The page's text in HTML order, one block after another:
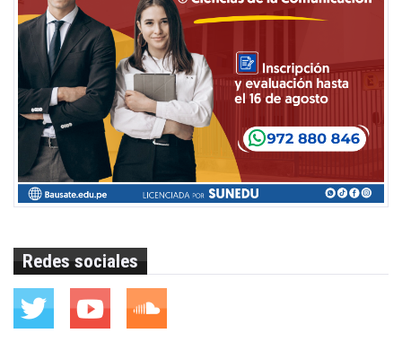
Redes sociales